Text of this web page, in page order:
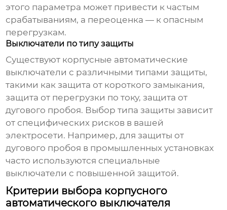
этого параметра может привести к частым
срабатываниям, а переоценка — к опасным
перегрузкам.
Выключатели по типу защиты
Существуют корпусные автоматические
выключатели с различными типами защиты,
такими как защита от короткого замыкания,
защита от перегрузки по току, защита от
дугового пробоя. Выбор типа защиты зависит
от специфических рисков в вашей
электросети. Например, для защиты от
дугового пробоя в промышленных установках
часто используются специальные
выключатели с повышенной защитой.
Критерии выбора корпусного
автоматического выключателя